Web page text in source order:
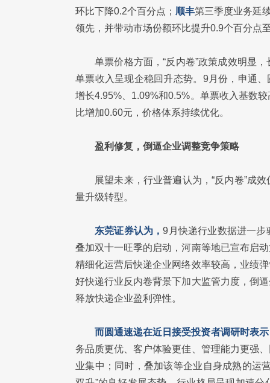
环比下降0.2个百分点； 顺丰第三季度业务延
领先，并带动市场份额环比提升0.9个百分点
单票价格方面，“反内卷”政策成效明显
单票收入呈现企稳回升态势。9月份，申通
增长4.95%、1.09%和0.5%。单票收入基数
比增加0.60元，价格体系持续优化。
盈利修复，倒逼企业调整竞争策略
展望未来，行业普遍认为，“反内卷”成
量升级转型。
东莞证券认为，9月快递行业数据进一
叠加双十一旺季的启动，河南等地已宣布启
精细化运营后快递企业网络效率较高，业绩
好快递行业反内卷背景下加大监管力度，倒
释放快递企业盈利弹性。
而圆通速递在近日接受投资者调研时表
务品质更优、客户体验更佳、管理能力更强
业集中；同时，叠加该等企业自身成熟的运